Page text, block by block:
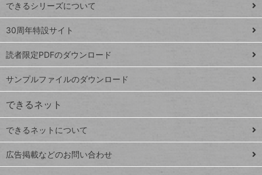
Google
スプレ
ッドシ
ート
iPhone
VLOOKUP
close
閉じ
る
ト
ッ
プ
ペ
ジ
連載
Excel Q&A
トイアンナ流仕
事術
できるシリーズについて
30周年特設サイト
読者限定PDFのダウンロード
サンプルファイルのダウンロード
できるネット
できるネットについて
広告掲載などのお問い合わせ